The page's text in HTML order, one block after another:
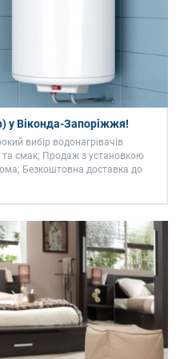
у Віконда-Запоріжжя!
вибір водонагрівачів
та смак; Продаж з установкою
Безкоштовна доставка до
того, щоб дізнатись ціни на